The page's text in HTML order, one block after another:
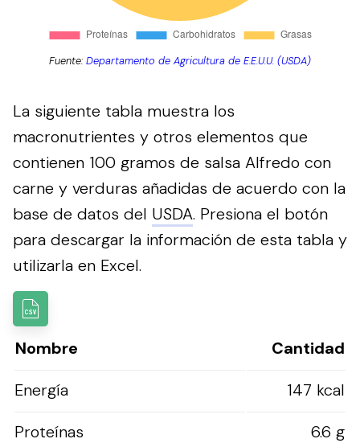
Fuente:Departamento de Agricultura de E.E.U.U. (USDA)
La siguiente tabla muestra los
macronutrientes y otros elementos que
contienen 100 gramos de salsa Alfredo con
carne y verduras añadidas de acuerdo con la
base de datos del USDA. Presiona el botón
para descargar la información de esta tabla y
utilizarla en Excel.
Nombre
Cantidad
Energía
147 kcal
Proteínas
6.6 g